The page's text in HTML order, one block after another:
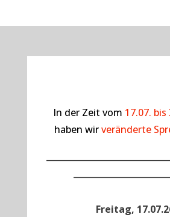
In der Zeit vom 17.07. bis
haben wirveränderte
Freitag,